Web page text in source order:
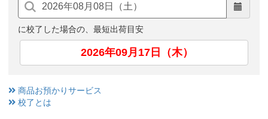
に校了した場合の、最短出荷目安
2026年09月17日（木）
商品お預かりサービス
校了とは